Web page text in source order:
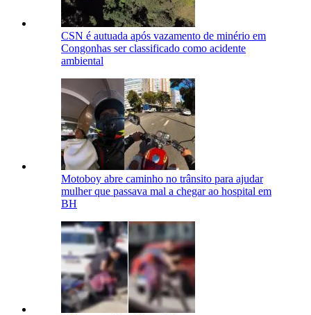
CSN é autuada após vazamento de minério em
Congonhas ser classificado como acidente
ambiental
Motoboy abre caminho no trânsito para ajudar
mulher que passava mal a chegar ao hospital em
BH